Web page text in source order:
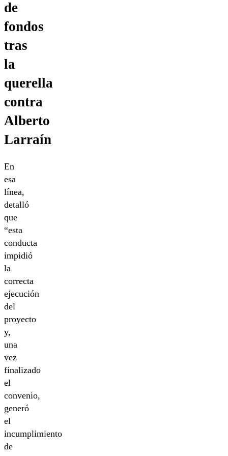
de
fondos
tras
la
querella
contra
Alberto
Larraín
En
esa
línea,
detalló
que
“esta
conducta
impidió
la
correcta
ejecución
del
proyecto
y,
una
vez
finalizado
el
convenio,
generó
el
incumplimiento
de